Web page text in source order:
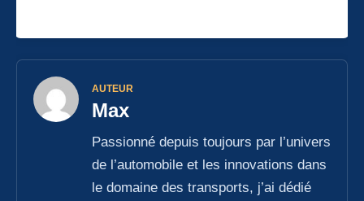
AUTEUR
Max
Passionné depuis toujours par l’univers
de l’automobile et les innovations dans
le domaine des transports, j’ai dédié